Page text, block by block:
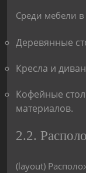
Среди мебели
Деревянные
Кресла и
Кофейные
материалов.
2.2.
(layout)